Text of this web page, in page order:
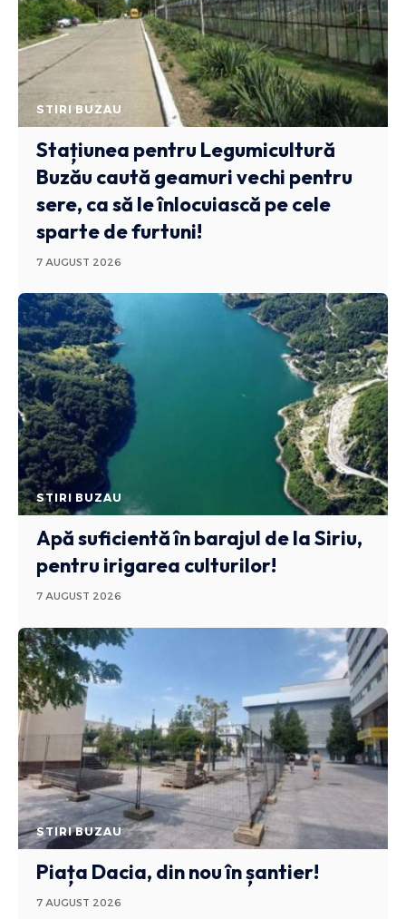
STIRI BUZAU
Stațiunea pentru Legumicultură
Buzău caută geamuri vechi pentru
sere, ca să le înlocuiască pe cele
sparte de furtuni!
7 AUGUST 2026
STIRI BUZAU
Apă suficientă în barajul de la Siriu,
pentru irigarea culturilor!
7 AUGUST 2026
STIRI BUZAU
Piața Dacia, din nou în șantier!
7 AUGUST 2026